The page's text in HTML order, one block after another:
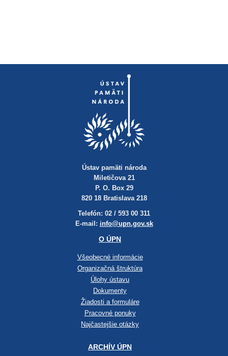
Ústav pamäti národa
Miletičova 21
P. O. Box 29
820 18 Bratislava 218
Telefón: 02 / 593 00 311
E-mail: info@upn.gov.sk
O ÚPN
Všeobecné informácie
Organizačná štruktúra
Úlohy ústavu
Dokumenty
Žiadosti a formuláre
Pracovné ponuky
Najčastejšie otázky
ARCHÍV ÚPN